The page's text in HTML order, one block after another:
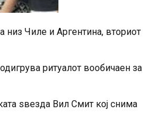
низ Чиле и Аргентина, вториот
ритуалот вообичаен за
ѕвезда Вил Смит кој снима